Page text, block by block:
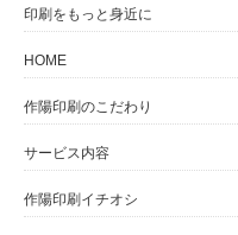
印刷をもっと身近に
HOME
作陽印刷のこだわり
サービス内容
作陽印刷イチオシ